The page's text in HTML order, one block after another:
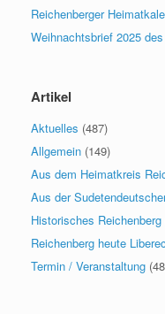
Reichenberger
Weihnachtsbrief 2025
Artikel
Aktuelles (487)
Allgemein (149)
Aus dem Heimatkreis
Aus der
Historisches Reichenberg
Reichenberg heute Liberec
Termin / Veranstaltung